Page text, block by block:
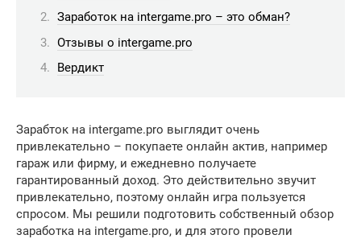
Заработок на intergame.pro – это обман?
Отзывы о intergame.pro
Вердикт
Зарабток на intergame.pro выглядит очень
привлекательно – покупаете онлайн актив, например
гараж или фирму, и ежедневно получаете
гарантированный доход. Это действительно звучит
привлекательно, поэтому онлайн игра пользуется
спросом. Мы решили подготовить собственный обзор
заработка на intergame.pro, и для этого провели